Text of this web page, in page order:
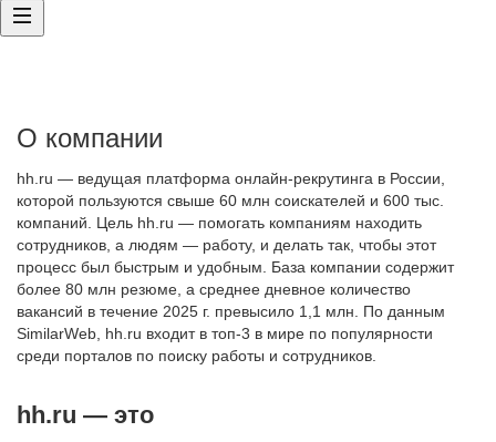
О компании
hh.ru — ведущая платформа онлайн-рекрутинга в России,
которой пользуются свыше 60 млн соискателей и 600 тыс.
компаний. Цель hh.ru — помогать компаниям находить
сотрудников, а людям — работу, и делать так, чтобы этот
процесс был быстрым и удобным. База компании содержит
более 80 млн резюме, а среднее дневное количество
вакансий в течение 2025 г. превысило 1,1 млн. По данным
SimilarWeb, hh.ru входит в топ-3 в мире по популярности
среди порталов по поиску работы и сотрудников.
hh.ru — это